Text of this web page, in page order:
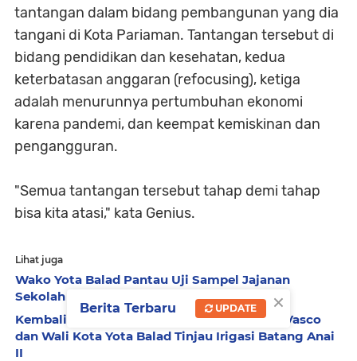
tantangan dalam bidang pembangunan yang dia
tangani di Kota Pariaman. Tantangan tersebut di
bidang pendidikan dan kesehatan, kedua
keterbatasan anggaran (refocusing), ketiga
adalah menurunnya pertumbuhan ekonomi
karena pandemi, dan keempat kemiskinan dan
pengangguran.
"Semua tantangan tersebut tahap demi tahap
bisa kita atasi," kata Genius.
Lihat juga
Wako Yota Balad Pantau Uji Sampel Jajanan
Sekolah Bersama BPOM
Kembali Dialiri Air Setelah 7 Tahun, Wagub Vasco
dan Wali Kota Yota Balad Tinjau Irigasi Batang Anai
II
×
Berita Terbaru UPDATE